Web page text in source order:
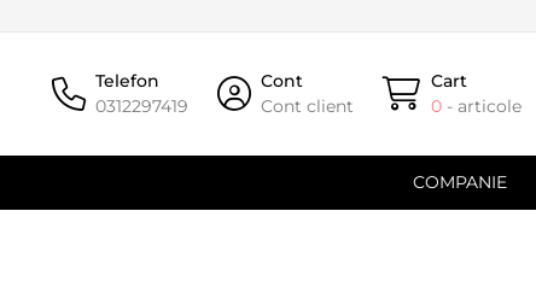
Telefon
0312297419
Cont
Cont client
Cart
0 - articole
COMPANIE